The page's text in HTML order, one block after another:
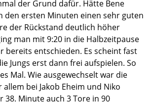
der Grund dafür. Hätte Bene
den ersten Minuten einen sehr guten
der Rückstand deutlich höher
man mit 9:20 in die Halbzeitpause
bereits entschieden. Es scheint fast
Jungs erst dann frei aufspielen. So
Mal. Wie ausgewechselt war die
bei Jakob Eheim und Niko
38. Minute auch 3 Tore in 90